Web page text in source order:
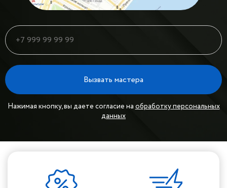
Вызвать мастера
Нажимая кнопку, вы даете согласие наобработку персональных
данных